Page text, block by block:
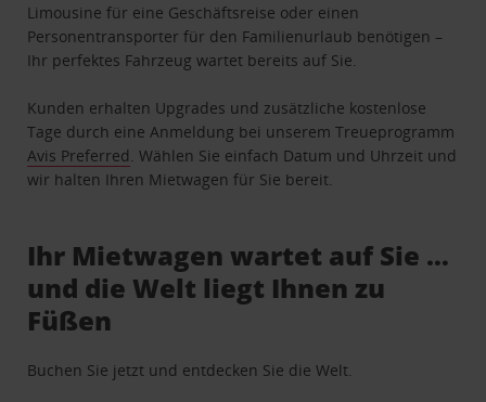
Limousine für eine Geschäftsreise oder einen
Personentransporter für den Familienurlaub benötigen –
Ihr perfektes Fahrzeug wartet bereits auf Sie.
Kunden erhalten Upgrades und zusätzliche kostenlose
Tage durch eine Anmeldung bei unserem Treueprogramm
Avis Preferred . Wählen Sie einfach Datum und Uhrzeit und
wir halten Ihren Mietwagen für Sie bereit.
Ihr Mietwagen wartet auf Sie …
und die Welt liegt Ihnen zu
Füßen
Buchen Sie jetzt und entdecken Sie die Welt.